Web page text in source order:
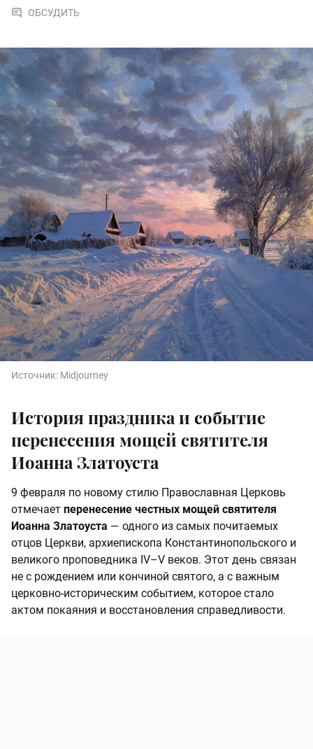
ОБСУДИТЬ
Источник: Midjourney
История праздника и событие
перенесения мощей святителя
Иоанна Златоуста
9 февраля по новому стилю Православная Церковь
отмечает перенесение честных мощей святителя
Иоанна Златоуста — одного из самых почитаемых
отцов Церкви, архиепископа Константинопольского и
великого проповедника IV–V веков. Этот день связан
не с рождением или кончиной святого, а с важным
церковно-историческим событием, которое стало
актом покаяния и восстановления справедливости.